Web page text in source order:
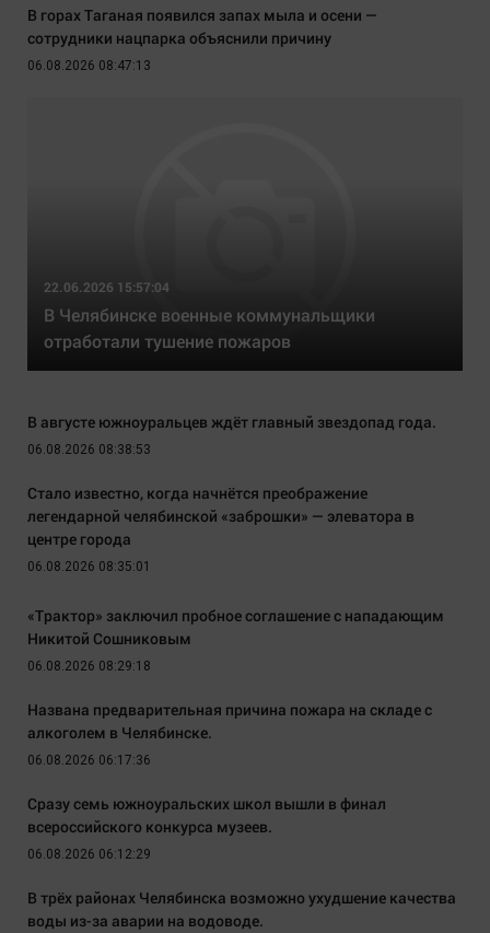
В горах Таганая появился запах мыла и осени —
сотрудники нацпарка объяснили причину
06.08.2026 08:47:13
22.06.2026 15:57:04
В Челябинске военные коммунальщики
отработали тушение пожаров
В августе южноуральцев ждёт главный звездопад года.
06.08.2026 08:38:53
Стало известно, когда начнётся преображение
легендарной челябинской «заброшки» — элеватора в
центре города
06.08.2026 08:35:01
«Трактор» заключил пробное соглашение с нападающим
Никитой Сошниковым
06.08.2026 08:29:18
Названа предварительная причина пожара на складе с
алкоголем в Челябинске.
06.08.2026 06:17:36
Сразу семь южноуральских школ вышли в финал
всероссийского конкурса музеев.
06.08.2026 06:12:29
В трёх районах Челябинска возможно ухудшение качества
воды из-за аварии на водоводе.